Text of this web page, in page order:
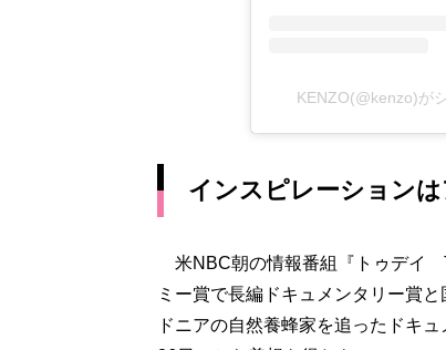
KENZO(@kenzo)が
インスピレーション
米NBC朝の情報番組『トゥデイ
ミー賞で長編ドキュメンタリー賞
ドニアの自然養蜂家を追ったドキ